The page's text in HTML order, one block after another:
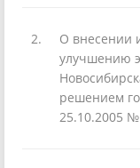
2.
О внесении
улучшению
решением
25.10.2005